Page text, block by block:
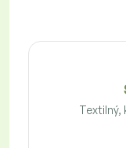
Textilný,